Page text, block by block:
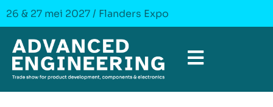
26 & 27 mei 2027 / Flanders Expo